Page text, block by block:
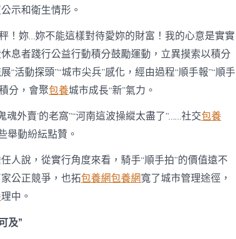
示和衛生情形。
！妳…妳不能這樣對待愛妳的財富！我的心意是實實
息者踐行公益行動積分鼓勵運動，立異摸索以積分
活動探頭”“城市尖兵”感化，經由過程“順手報”“順手
分，會聚包養城市成長“新”氣力。
魂外賣’的老窩”“河南這波操縱太盡了”……社交包養
舉動紛紜點贊。
人說，從實行角度來看，騎手“順手拍”的價值遠不
公正競爭，也拓包養網包養網寬了城市管理途徑，
理中。
及”